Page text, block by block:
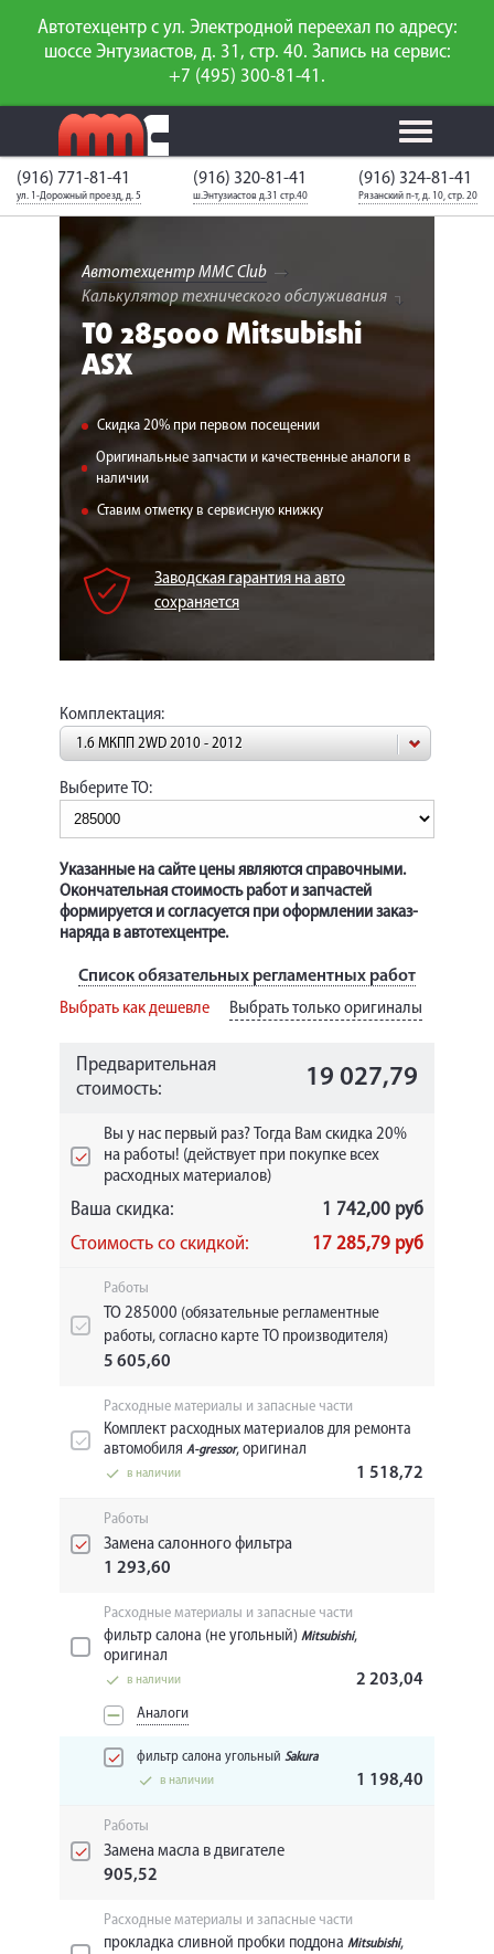
Автотехцентр с ул. Электродной переехал по адресу:
шоссе Энтузиастов, д. 31, стр. 40. Запись на сервис:
+7 (495) 300-81-41.
Калькулятор
ТО
Каталог
запчастей
Калькулятор
слесарного
ремонта
Ваш автомобиль
ГАРАНТИИ
О СЕРВИСЕ
АКЦИИ
УСЛУГИ
КОРП.КЛИЕНТАМ
ЦЕНЫ
ЗАПЧАСТИ
ЗАПИСЬ НА СЕРВИС
(916) 771-81-41
ул. 1-Дорожный проезд, д. 5
(916) 320-81-41
ш.Энтузиастов д.31 стр.40
(916) 324-81-41
Рязанский п-т, д. 10, стр. 20
Автотехцентр MMC Club
Калькулятор технического обслуживания
ТО 285000 Mitsubishi
ASX
Скидка 20% при первом посещении
Оригинальные запчасти и качественные аналоги в
наличии
Ставим отметку в сервисную книжку
Заводская гарантия на авто
сохраняется
Комплектация:
1.6 МКПП 2WD 2010 - 2012
Выберите ТО:
Указанные на сайте цены являются справочными.
Окончательная стоимость работ и запчастей
формируется и согласуется при оформлении заказ-
наряда в автотехцентре.
Список обязательных регламентных работ
Выбрать как дешевле
Выбрать только оригиналы
Предварительная
стоимость:
19 027,79
Вы у нас первый раз? Тогда Вам скидка 20%
на работы! (действует при покупке всех
расходных материалов)
Ваша скидка:
1 742,00 руб
Стоимость со скидкой:
17 285,79 руб
Работы
ТО 285000 (обязательные регламентные
работы, согласно карте ТО производителя)
5 605,60
Расходные материалы и запасные части
Комплект расходных материалов для ремонта
автомобиля A-gressor, оригинал
в наличии 1 518,72
Работы
Замена салонного фильтра
1 293,60
Расходные материалы и запасные части
фильтр салона (не угольный) Mitsubishi,
оригинал
в наличии 2 203,04
Аналоги
фильтр салона угольный Sakura
в наличии
1 198,40
Работы
Замена масла в двигателе
905,52
Расходные материалы и запасные части
прокладка сливной пробки поддона Mitsubishi,